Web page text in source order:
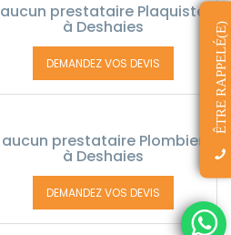
aucun prestataire Plaquiste
à Deshaies
DEMANDEZ VOS DEVIS
aucun prestataire Plombier
à Deshaies
DEMANDEZ VOS DEVIS
ÊTRE RAPPELÉ(E)